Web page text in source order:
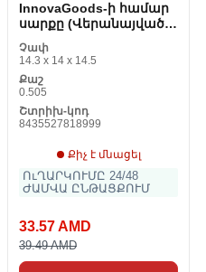
InnovaGoods-ի համար
սարքը (Վերանայված
Չափ
14.3 x 14 x 14.5
Քաշ
0.505
Շտրիխ-կոդ
8435527818999
Քիչ է մնացել
ՈւՂԱՐԿՈՒՄԸ 24/48
ԺԱՄՎԱ ԸՆԹԱՑՔՈՒՄ
33.57 AMD
39.49 AMD